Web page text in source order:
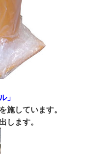
」
施しています。
します。